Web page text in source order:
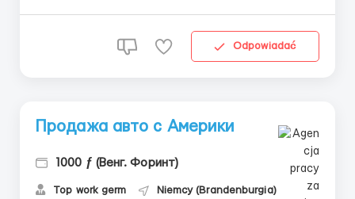
Odpowiadać
Продажа авто с Америки
1000 ƒ (Венг. Форинт)
Top work germ Niemcy (Brandenburgia)